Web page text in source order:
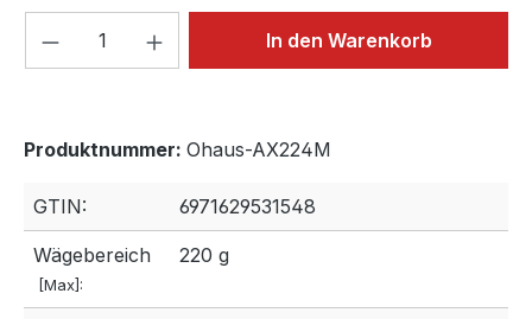
Produkt Anzahl: Gib denIn den Warenkorb
Produktnummer: Ohaus-AX224M
GTIN: 6971629531548
Wägebereich
[Max]:
220 g